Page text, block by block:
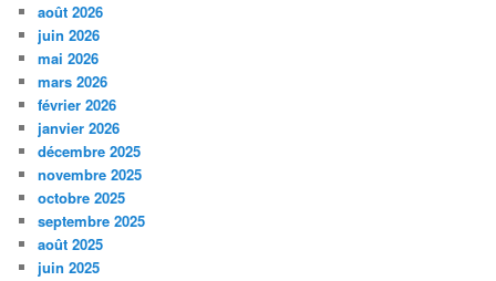
août 2026
juin 2026
mai 2026
mars 2026
février 2026
janvier 2026
décembre 2025
novembre 2025
octobre 2025
septembre 2025
août 2025
juin 2025